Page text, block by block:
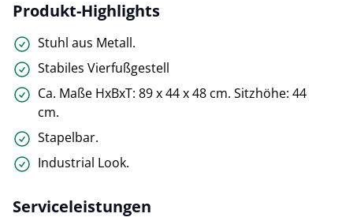
Produkt-Highlights
Stuhl aus Metall.
Stabiles Vierfußgestell
Ca. Maße HxBxT: 89 x 44 x 48 cm. Sitzhöhe: 44
cm.
Stapelbar.
Industrial Look.
Serviceleistungen